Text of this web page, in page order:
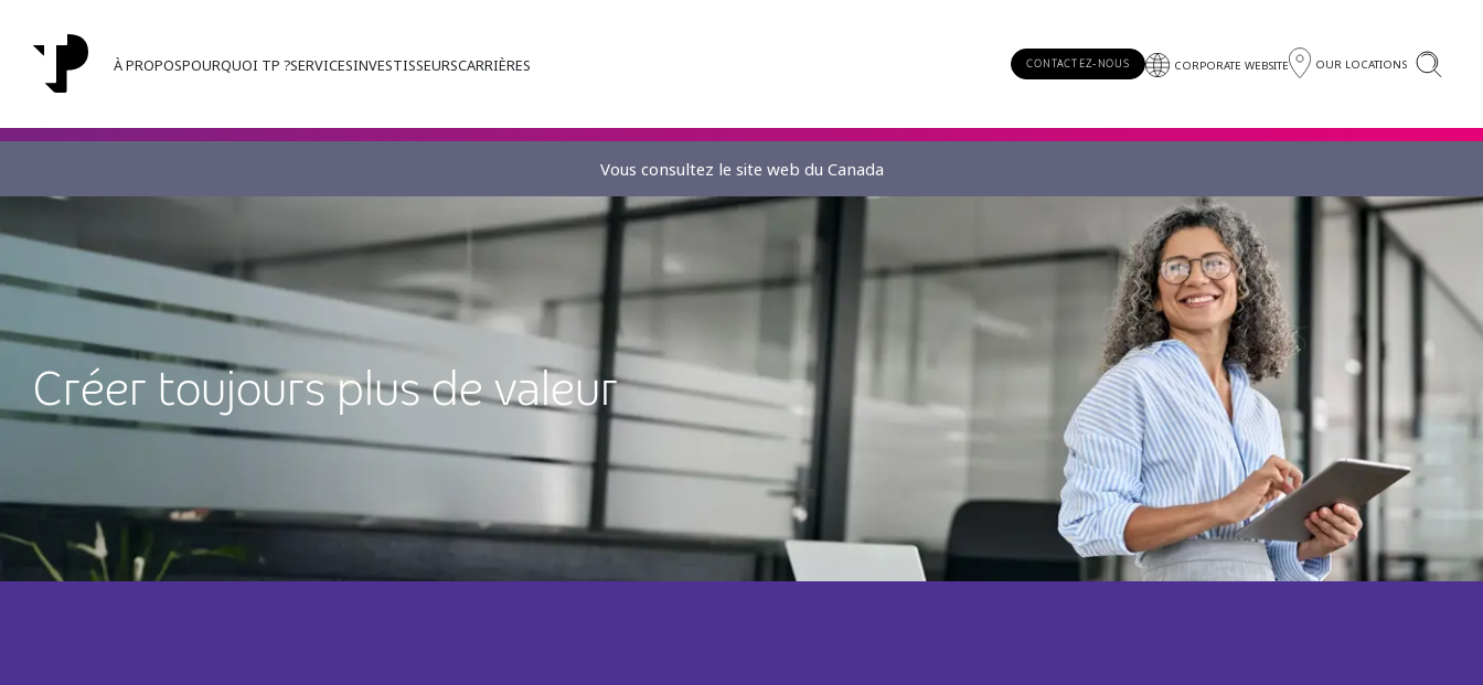
À PROPOSPOURQUOI TP ?SERVICESINVESTISSEURSCARRIÈRES CONTACTEZ-NOUS CORPORATE WEBSITE OUR LOCATIONS
Vous consultez le site web du Canada
Créer toujours plus de valeur